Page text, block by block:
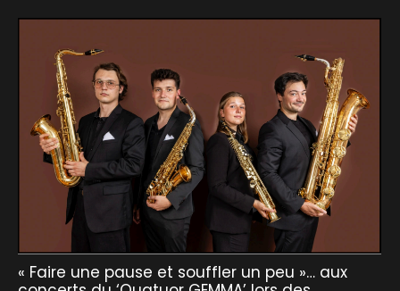
« Faire une pause et souffler un peu »… aux